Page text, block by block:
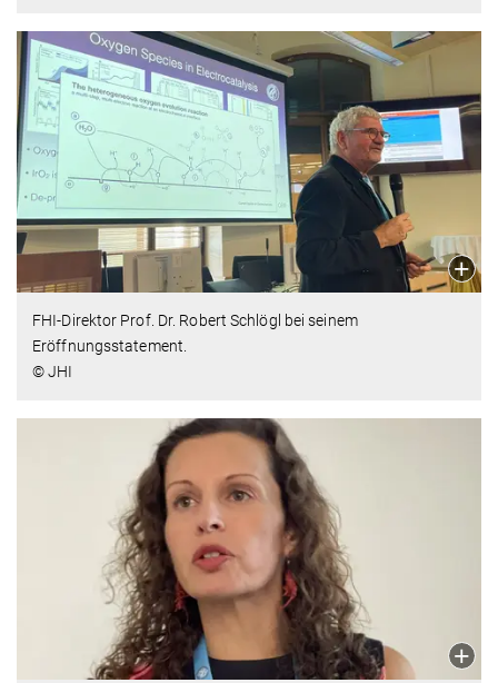
FHI-Direktor Prof. Dr. Robert Schlögl bei seinem
Eröffnungsstatement.
© JHI